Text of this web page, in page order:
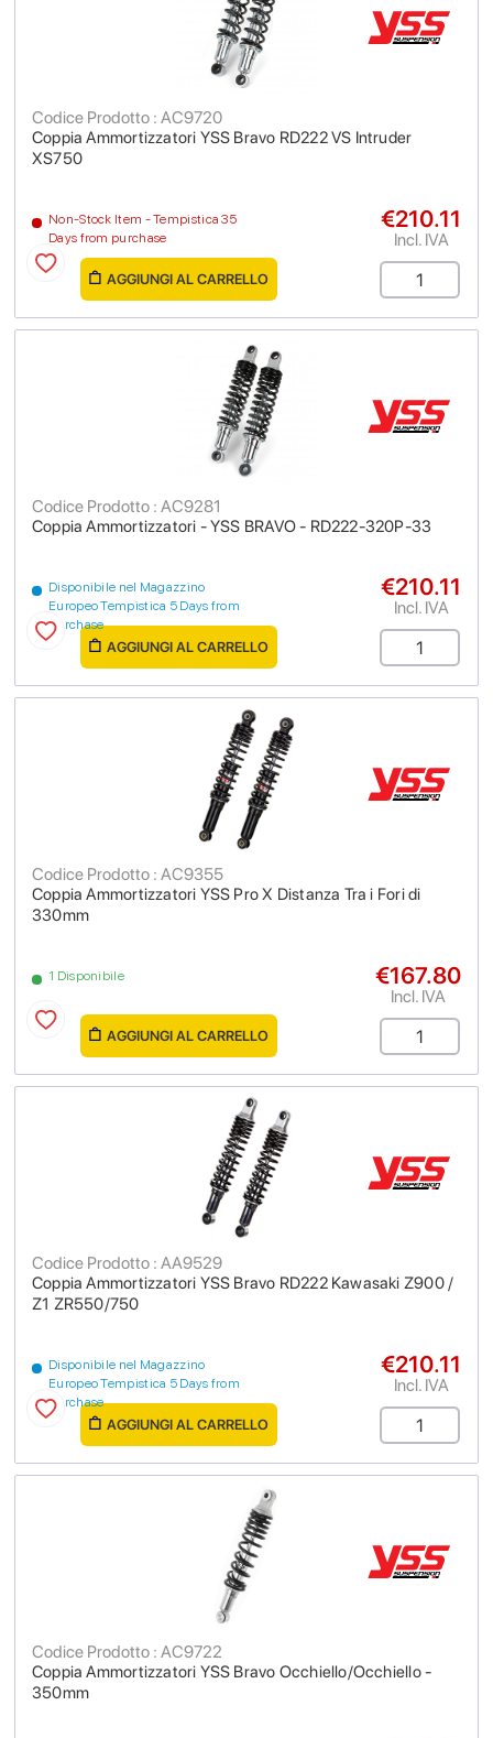
Coppia Ammortizzatori YSS Bravo RD222 VS Intruder
XS750
Codice Prodotto : AC9720
Non-Stock Item - Tempistica 35
Days from purchase
€210.11
Incl. IVA
AGGIUNGI AL CARRELLO
Coppia Ammortizzatori - YSS BRAVO - RD222-320P-33
Codice Prodotto : AC9281
Disponibile nel Magazzino
Europeo Tempistica 5 Days from
purchase
€210.11
Incl. IVA
AGGIUNGI AL CARRELLO
Coppia Ammortizzatori YSS Pro X Distanza Tra i Fori di
330mm
Codice Prodotto : AC9355
1 Disponibile €167.80
Incl. IVA
AGGIUNGI AL CARRELLO
Coppia Ammortizzatori YSS Bravo RD222 Kawasaki Z900 /
Z1 ZR550/750
Codice Prodotto : AA9529
Disponibile nel Magazzino
Europeo Tempistica 5 Days from
purchase
€210.11
Incl. IVA
AGGIUNGI AL CARRELLO
Coppia Ammortizzatori YSS Bravo Occhiello/Occhiello -
350mm
Codice Prodotto : AC9722